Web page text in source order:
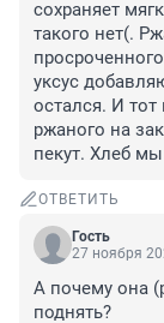
сохраняет
такого нет(.
уксус
остался. И
ржаного на
пекут. Хлеб
ОТВЕТИТЬ
Гость
27 ноября
А почему она
поднять?